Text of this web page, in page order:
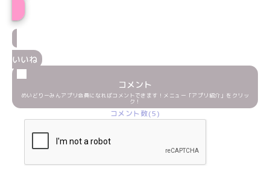
いいね
コメント
めいどりーみんアプリ会員になればコメントできます！メニュー「アプリ紹介」をクリッ
ク！
コメント数(5)